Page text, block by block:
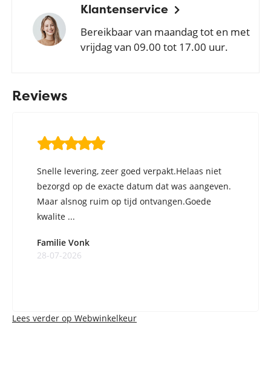
Klantenservice
Bereikbaar van maandag tot en met
vrijdag van 09.00 tot 17.00 uur.
Reviews
Snelle levering, zeer goed verpakt.Helaas niet
bezorgd op de exacte datum dat was aangeven.
Maar alsnog ruim op tijd ontvangen.Goede
kwalite ...
Familie Vonk
28-07-2026
Lees verder op Webwinkelkeur